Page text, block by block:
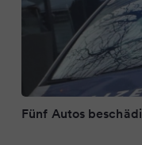
Fünf Autos